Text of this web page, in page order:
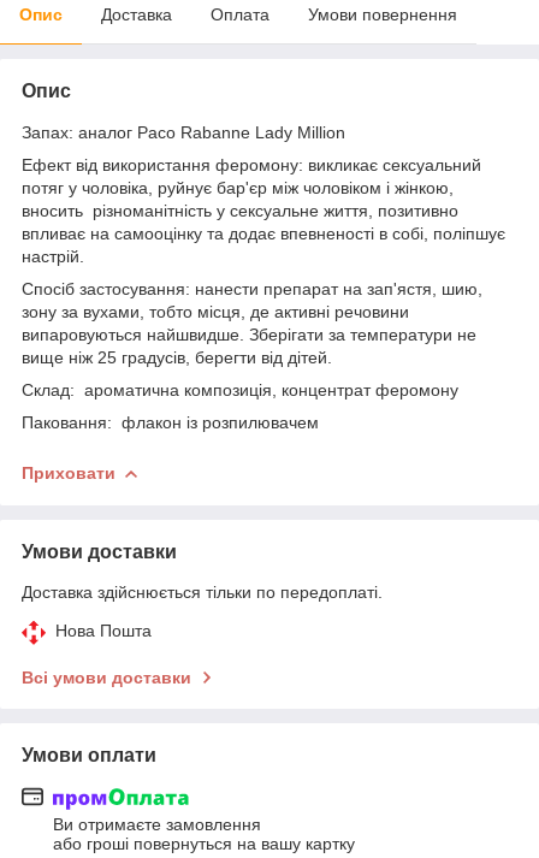
Опис Доставка Оплата Умови повернення
Опис
Запах: аналог Paco Rabanne Lady Million
Ефект від використання феромону: викликає сексуальний
потяг у чоловіка, руйнує бар'єр між чоловіком і жінкою,
вносить різноманітність у сексуальне життя, позитивно
впливає на самооцінку та додає впевненості в собі, поліпшує
настрій.
Спосіб застосування: нанести препарат на зап'ястя, шию,
зону за вухами, тобто місця, де активні речовини
випаровуються найшвидше. Зберігати за температури не
вище ніж 25 градусів, берегти від дітей.
Склад: ароматична композиція, концентрат феромону
Паковання: флакон із розпилювачем
Приховати
Умови доставки
Доставка здійснюється тільки по передоплаті.
Нова Пошта
Всі умови доставки
Умови оплати
Ви отримаєте замовлення
або гроші повернуться на вашу картку